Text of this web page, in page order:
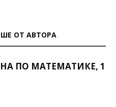
ОТ АВТОРА
ПО МАТЕМАТИКЕ, 1